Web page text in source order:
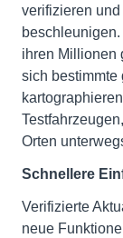
verifizieren
ihren Millionen
sich bestimmte
Orten
Schnellere
Verifizierte
neue